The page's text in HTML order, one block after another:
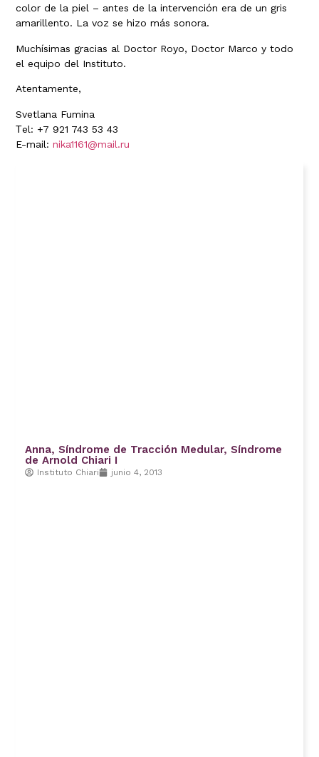
color de la piel – antes de la intervención era de un gris
amarillento. La voz se hizo más sonora.
Muchísimas gracias al Doctor Royo, Doctor Marco y todo
el equipo del Instituto.
Atentamente,
Svetlana Fumina
Тel: +7 921 743 53 43
E-mail:nika1161@mail.ru
Anna, Síndrome de Tracción Medular, Síndrome
de Arnold Chiari I
Instituto Chiari junio 4, 2013